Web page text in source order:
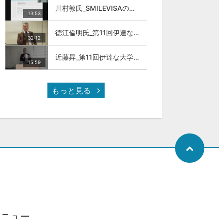
13:53
川村敦氏_SMILEVISAのサービスについて
32:12
徳江倫明氏_第11回伊達な大学院セミナー
15:59
近藤昇_第11回伊達な大学院セミナー
もっと見る
ニュー